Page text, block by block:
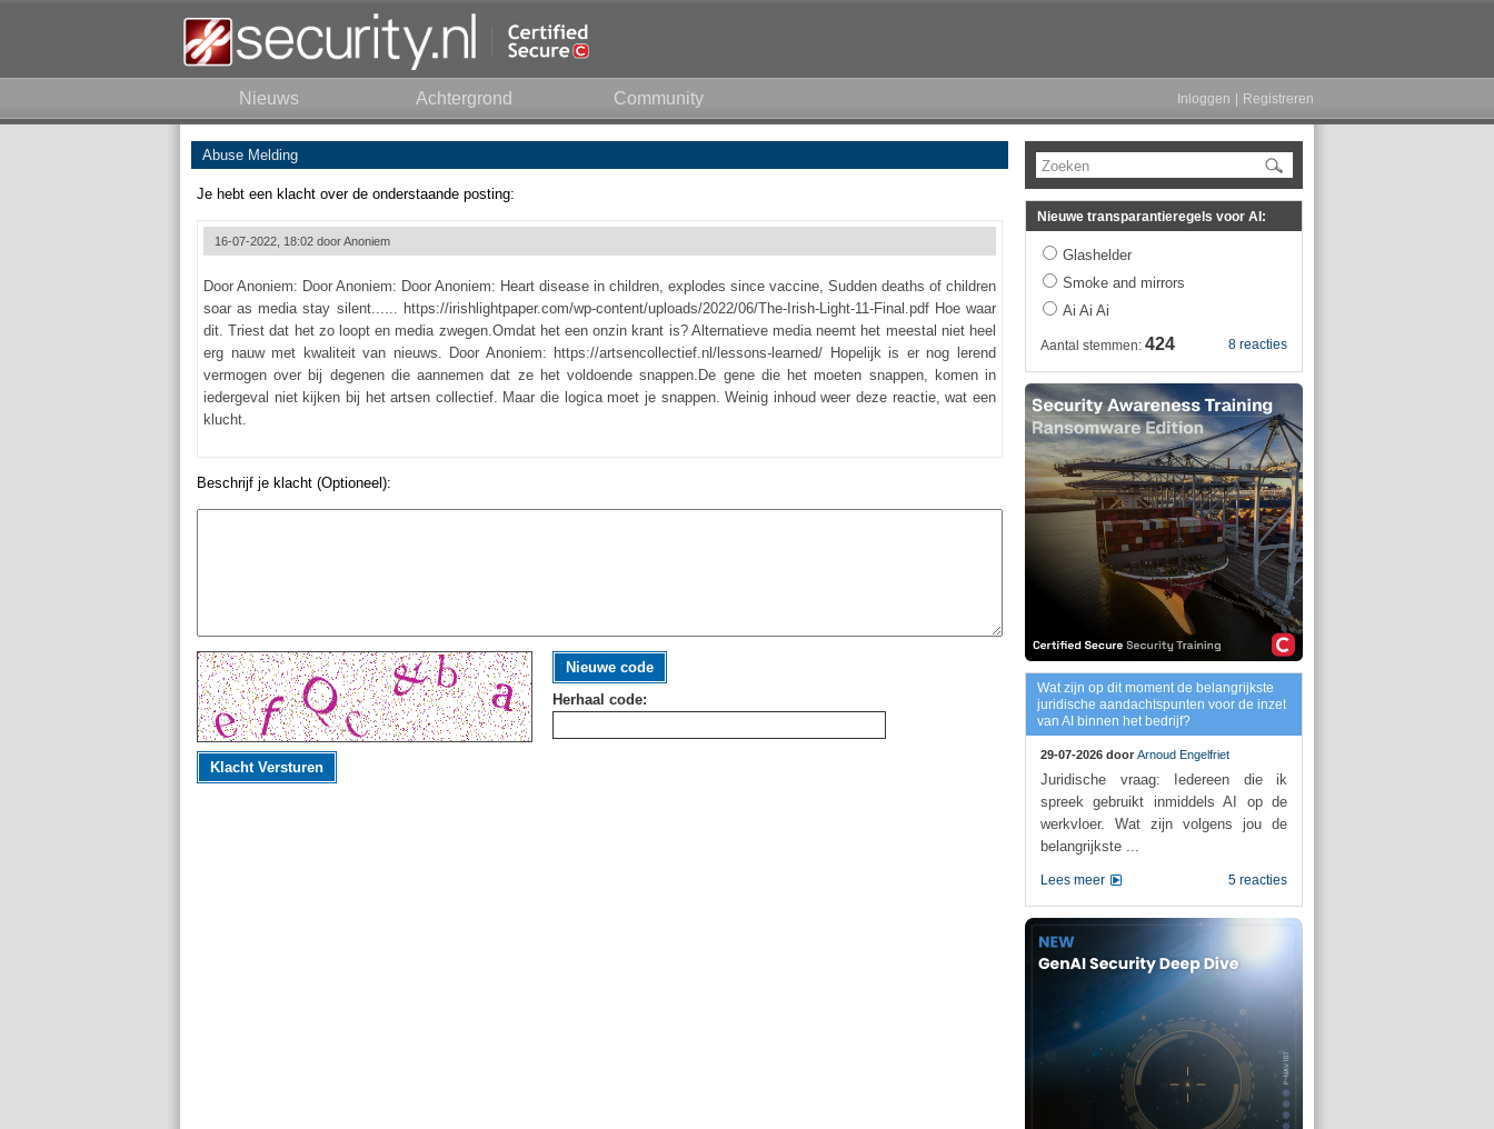
Nieuws Achtergrond Community Inloggen Registreren
Abuse Melding
Je hebt een klacht over de onderstaande posting:
16-07-2022, 18:02 doorAnoniem
Door Anoniem: Door Anoniem: Door Anoniem: Heart disease in children, explodes since vaccine, Sudden deaths of children
soar as media stay silent...... https://irishlightpaper.com/wp-content/uploads/2022/06/The-Irish-Light-11-Final.pdf Hoe waar
dit. Triest dat het zo loopt en media zwegen.Omdat het een onzin krant is? Alternatieve media neemt het meestal niet heel
erg nauw met kwaliteit van nieuws. Door Anoniem: https://artsencollectief.nl/lessons-learned/ Hopelijk is er nog lerend
vermogen over bij degenen die aannemen dat ze het voldoende snappen.De gene die het moeten snappen, komen in
iedergeval niet kijken bij het artsen collectief. Maar die logica moet je snappen. Weinig inhoud weer deze reactie, wat een
klucht.
Beschrijf je klacht (Optioneel):
Nieuwe code
Herhaal code:
Klacht Versturen
Zoeken
Nieuwe transparantieregels voor AI:
Glashelder
Smoke and mirrors
Ai Ai Ai
8 reacties
Aantal stemmen: 424
Wat zijn op dit moment de belangrijkste
juridische aandachtspunten voor de inzet
van AI binnen het bedrijf?
29-07-2026 door Arnoud Engelfriet
Juridische vraag: Iedereen die ik
spreek gebruikt inmiddels AI op de
werkvloer. Wat zijn volgens jou de
belangrijkste ...
5 reacties
Lees meer